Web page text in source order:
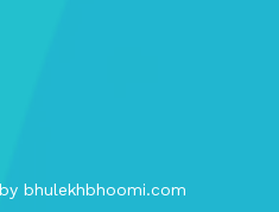
bhulekhbhoomi.com